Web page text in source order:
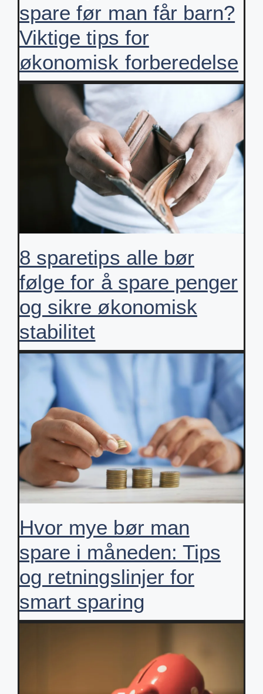
spare før man får barn?
Viktige tips for
økonomisk forberedelse
8 sparetips alle bør
følge for å spare penger
og sikre økonomisk
stabilitet
Hvor mye bør man
spare i måneden: Tips
og retningslinjer for
smart sparing